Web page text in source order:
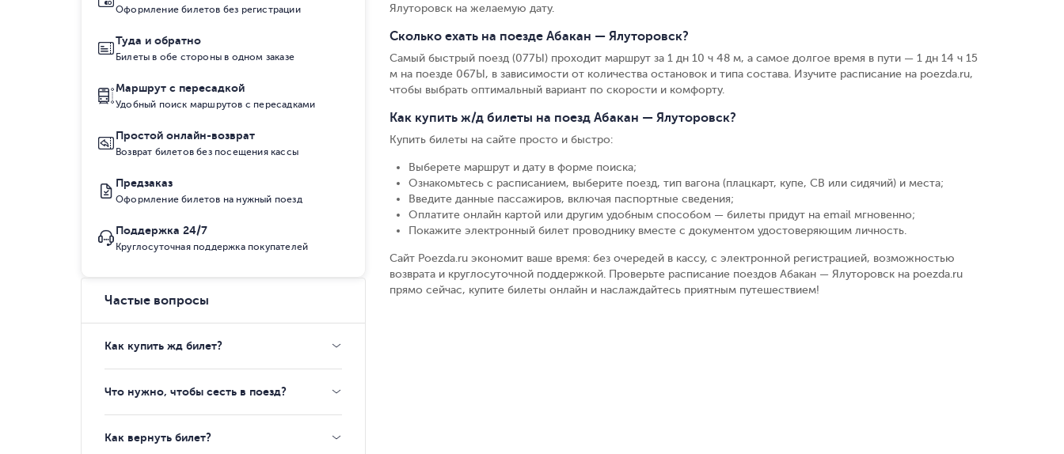
Ялуторовск на желаемую дату.
Сколько ехать на поезде Абакан — Ялуторовск?
Самый быстрый поезд (077Ы) проходит маршрут за 1 дн 10 ч 48 м, а самое долгое время в пути — 1 дн 14 ч 15
м на поезде 067Ы, в зависимости от количества остановок и типа состава. Изучите расписание на poezda.ru,
чтобы выбрать оптимальный вариант по скорости и комфорту.
Как купить ж/д билеты на поезд Абакан — Ялуторовск?
Купить билеты на сайте просто и быстро:
Выберете маршрут и дату в форме поиска;
Ознакомьтесь с расписанием, выберите поезд, тип вагона (плацкарт, купе, СВ или сидячий) и места;
Введите данные пассажиров, включая паспортные сведения;
Оплатите онлайн картой или другим удобным способом — билеты придут на email мгновенно;
Покажите электронный билет проводнику вместе с документом удостоверяющим личность.
Сайт Poezda.ru экономит ваше время: без очередей в кассу, с электронной регистрацией, возможностью
возврата и круглосуточной поддержкой. Проверьте расписание поездов Абакан — Ялуторовск на poezda.ru
прямо сейчас, купите билеты онлайн и наслаждайтесь приятным путешествием!
Оформление билетов без регистрации
Туда и обратно
Билеты в обе стороны в одном заказе
Маршрут с пересадкой
Удобный поиск маршрутов с пересадками
Простой онлайн-возврат
Возврат билетов без посещения кассы
Предзаказ
Оформление билетов на нужный поезд
Поддержка 24/7
Круглосуточная поддержка покупателей
Частые вопросы
Как купить жд билет?
Что нужно, чтобы сесть в поезд?
Как вернуть билет?